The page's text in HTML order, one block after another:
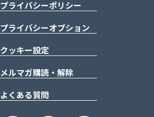
プライバシーポリシー
プライバシーオプション
クッキー設定
メルマガ購読・解除
よくある質問